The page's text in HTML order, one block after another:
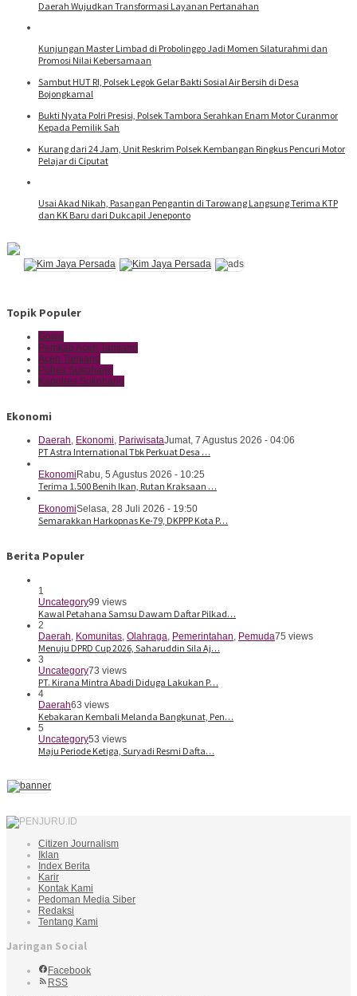
Daerah Wujudkan Transformasi Layanan Pertanahan
Kunjungan Master Limbad di Probolinggo Jadi Momen Silaturahmi dan
Promosi Nilai Kebersamaan
Sambut HUT RI, Polsek Legok Gelar Bakti Sosial Air Bersih di Desa
Bojongkamal
Bukti Nyata Polri Presisi, Polsek Tambora Serahkan Enam Motor Curanmor
Kepada Pemilik Sah
Kurang dari 24 Jam, Unit Reskrim Polsek Kembangan Ringkus Pencuri Motor
Pelajar di Ciputat
Usai Akad Nikah, Pasangan Pengantin di Tarowang Langsung Terima KTP
dan KK Baru dari Dukcapil Jeneponto
Topik Populer
Gowa
Pemkab Aceh Tamiang
Aceh Tamiang
Polres Sukoharjo
Kapolres Sukoharjo
Ekonomi
Daerah, Ekonomi, PariwisataJumat, 7 Agustus 2026 - 04:06
PT Astra International Tbk Perkuat Desa …
Ekonomi Rabu, 5 Agustus 2026 - 10:25
Terima 1.500 Benih Ikan, Rutan Kraksaan …
EkonomiSelasa, 28 Juli 2026 - 19:50
Semarakkan Harkopnas Ke-79, DKPPP Kota P…
Berita Populer
1
Uncategory99 views
Kawal Petahana Samsu Dawam Daftar Pilkad…
2
Daerah, Komunitas, Olahraga, Pemerintahan, Pemuda75 views
Menuju DPRD Cup 2026, Saharuddin Sila Aj…
3
Uncategory73 views
PT. Kirana Mintra Abadi Diduga Lakukan P…
4
Daerah63 views
Kebakaran Kembali Melanda Bangkunat, Pen…
5
Uncategory53 views
Maju Periode Ketiga, Suryadi Resmi Dafta…
Citizen Journalism
Iklan
Index Berita
Karir
Kontak Kami
Pedoman Media Siber
Redaksi
Tentang Kami
Jaringan Social
Facebook
RSS